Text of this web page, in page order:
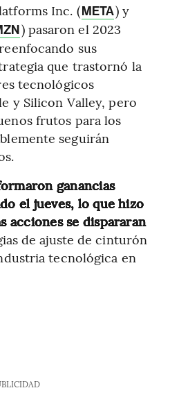
Inc. (META) y
) pasaron el 2023
sus
que trastornó la
tecnológicos
y Silicon Valley, pero
frutos para los
seguirán
ganancias
el jueves, lo que hizo
acciones se dispararan
de ajuste de cinturón
tecnológica en